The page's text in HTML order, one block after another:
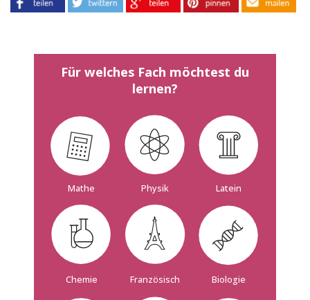
Für welches Fach möchtest du
lernen?
Mathe Physik Latein
Chemie Französisch Biologie